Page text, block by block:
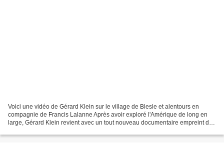
Voici une vidéo de Gérard Klein sur le village de Blesle et alentours en
compagnie de Francis Lalanne Après avoir exploré l'Amérique de long en
large, Gérard Klein revient avec un tout nouveau documentaire empreint de